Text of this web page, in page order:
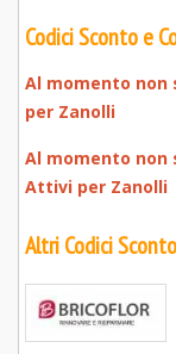
Codici Sconto e
Al momento non
per Zanolli
Al momento non
Attivi per Zanolli
Altri Codici